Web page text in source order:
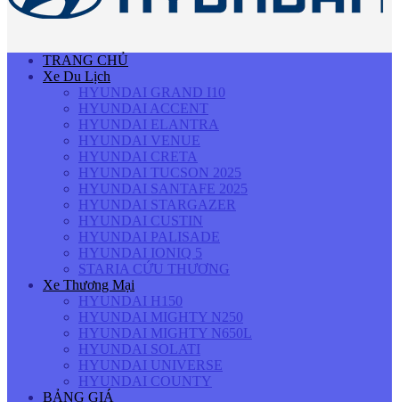
TRANG CHỦ
Xe Du Lịch
HYUNDAI GRAND I10
HYUNDAI ACCENT
HYUNDAI ELANTRA
HYUNDAI VENUE
HYUNDAI CRETA
HYUNDAI TUCSON 2025
HYUNDAI SANTAFE 2025
HYUNDAI STARGAZER
HYUNDAI CUSTIN
HYUNDAI PALISADE
HYUNDAI IONIQ 5
STARIA CỨU THƯƠNG
Xe Thương Mại
HYUNDAI H150
HYUNDAI MIGHTY N250
HYUNDAI MIGHTY N650L
HYUNDAI SOLATI
HYUNDAI UNIVERSE
HYUNDAI COUNTY
BẢNG GIÁ